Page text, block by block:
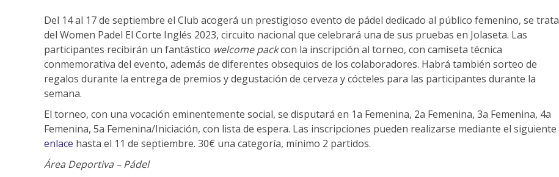
Del 14 al 17 de septiembre el Club acogerá un prestigioso evento de pádel dedicado al público femenino, se trata
del Women Padel El Corte Inglés 2023, circuito nacional que celebrará una de sus pruebas en Jolaseta. Las
participantes recibirán un fantástico welcome packcon la inscripción al torneo, con camiseta técnica
conmemorativa del evento, además de diferentes obsequios de los colaboradores. Habrá también sorteo de
regalos durante la entrega de premios y degustación de cerveza y cócteles para las participantes durante la
semana.
El torneo, con una vocación eminentemente social, se disputará en 1a Femenina, 2a Femenina, 3a Femenina, 4a
Femenina, 5a Femenina/Iniciación, con lista de espera. Las inscripciones pueden realizarse mediante el siguiente
enlace hasta el 11 de septiembre. 30€ una categoría, mínimo 2 partidos.
Área Deportiva – Pádel